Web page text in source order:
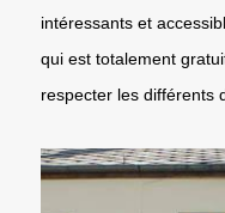
intéressants et
qui est totalement
respecter les différents